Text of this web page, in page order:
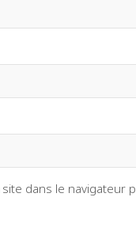
dans le navigateur